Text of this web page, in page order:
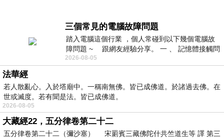
三個常見的電腦故障問題
踏入電腦這個行業 ，個人常碰到以下幾個電腦故
障問題 ~ 跟網友經驗分享。 一 、 記憶體接觸問
題 : 記憶體即
2026-08-05
法華經
若人散亂心。入於塔廟中。一稱南無佛。皆已成佛道。於諸過去佛。在
世或滅度。若有聞是法。皆已成佛道。
2026-08-05
大藏經22，五分律卷第二十二
五分律卷第二十二（彌沙塞） 宋罽賓三藏佛陀什共竺道生等 譯 第三